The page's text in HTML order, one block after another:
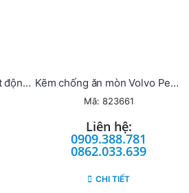
Bộ ổn nhiệt (không hoạt động bằng điện) Kẽm chống ăn mòn Volvo Penta
Mã: 823661
Liên hệ:
0909.388.781
0862.033.639
CHI TIẾT